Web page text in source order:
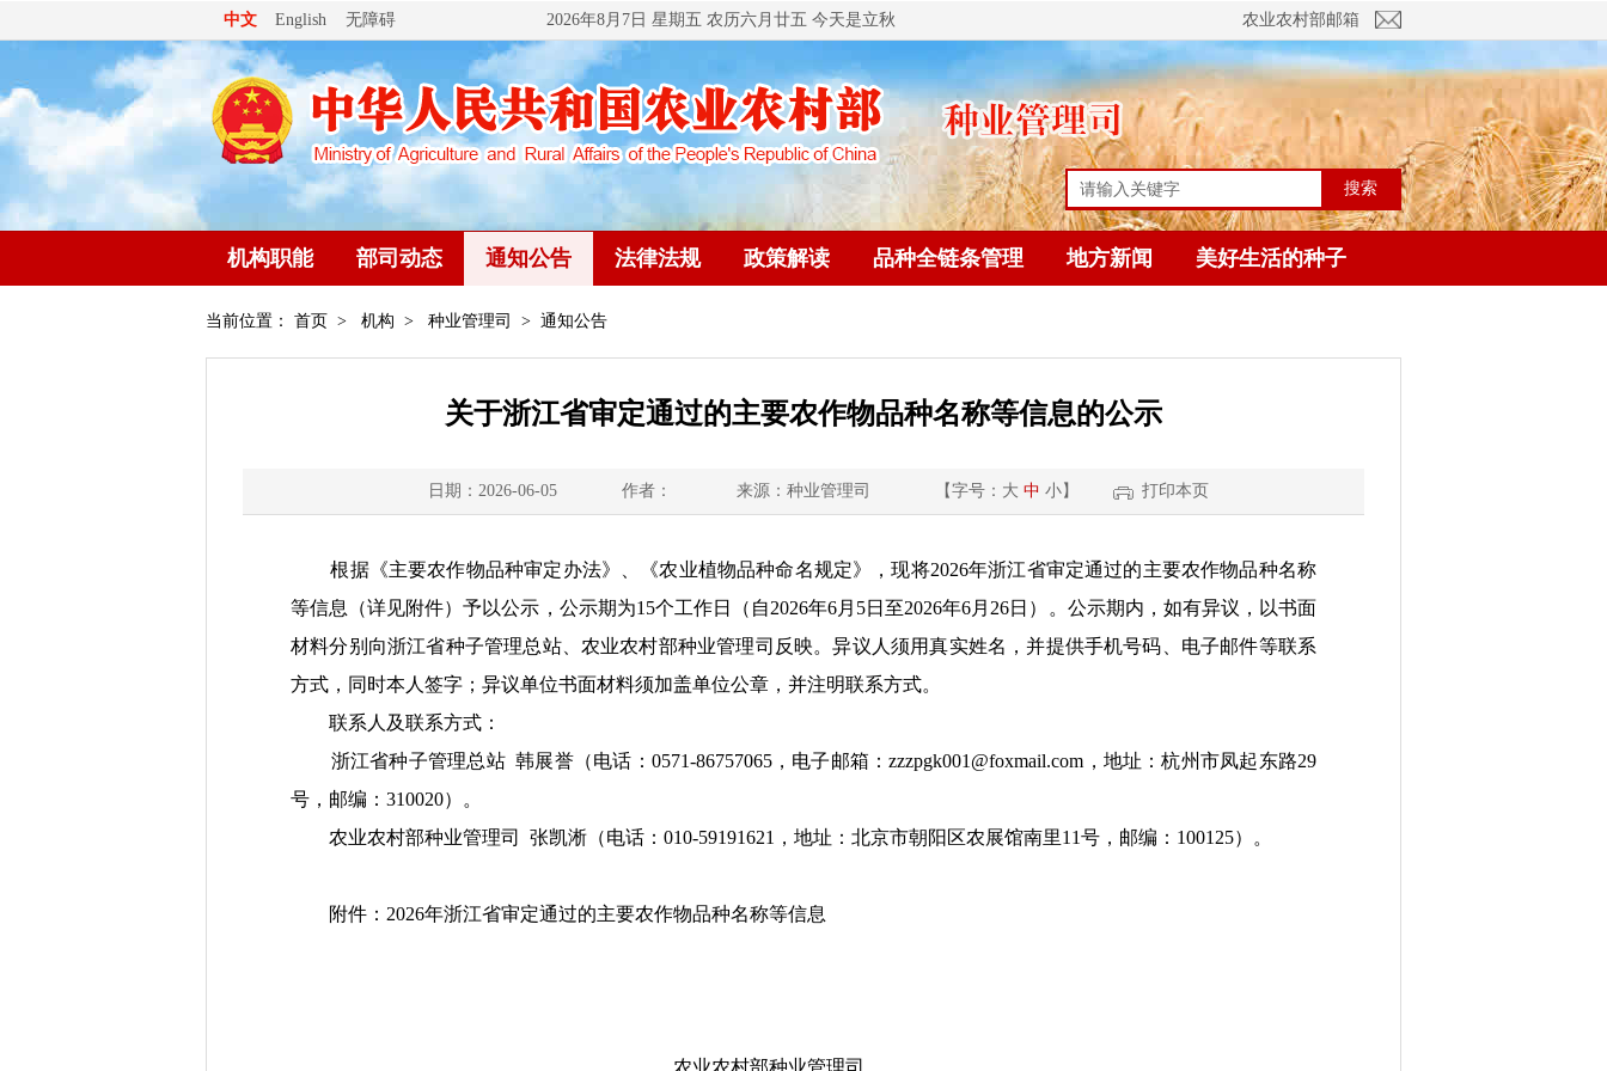
中文 English 无障碍 2026年8月7日 星期五 农历六月廿五 今天是立秋 农业农村部邮箱
搜索
机构职能 部司动态 通知公告 法律法规 政策解读 品种全链条管理 地方新闻 美好生活的种子
当前位置： 首页 > 机构 > 种业管理司 > 通知公告
关于浙江省审定通过的主要农作物品种名称等信息的公示
日期：2026-06-05 作者： 来源：种业管理司 【字号： 大 中 小】 打印本页
根据《主要农作物品种审定办法》、《农业植物品种命名规定》，现将2026年浙江省审定通过的主要农作物品种名称
等信息（详见附件）予以公示，公示期为15个工作日（自2026年6月 5日至2026年6月 26日）。公示期内，如有异议，以书面
材料分别向浙江省种子管理总站、农业农村部种业管理司反映。异议人须用真实姓名，并提供手机号码、电子邮件等联系
方式，同时本人签字；异议单位书面材料须加盖单位公章，并注明联系方式。
联系人及联系方式：
浙江省种子管理总站 韩展誉（电话： 0571-86757065，电子邮箱：zzzpgk001@foxmail.com ，地址：杭州市凤起东路29
号， 邮编： 310020）
。
农业农村部种业管理司
张凯淅（电话： 010-59191621 ，地址：北京市朝阳区农展馆南里11号，邮编： 100125）。
附件： 2026年浙江省审定通过的主要农作物品种名称等信息
农业农村部种业管理司